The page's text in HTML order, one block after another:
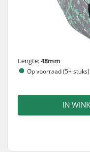
Lengte:48mm
Op voorraad (5+ stuks)
IN